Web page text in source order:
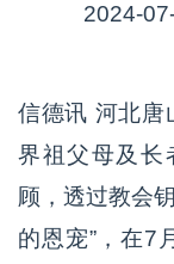
2024-
信德讯 河北唐
界祖父母及长
顾，透过教会
的恩宠”，在7